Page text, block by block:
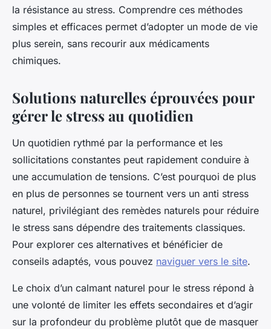
la résistance au stress. Comprendre ces méthodes
simples et efficaces permet d’adopter un mode de vie
plus serein, sans recourir aux médicaments
chimiques.
Solutions naturelles éprouvées pour
gérer le stress au quotidien
Un quotidien rythmé par la performance et les
sollicitations constantes peut rapidement conduire à
une accumulation de tensions. C’est pourquoi de plus
en plus de personnes se tournent vers un anti stress
naturel, privilégiant des remèdes naturels pour réduire
le stress sans dépendre des traitements classiques.
Pour explorer ces alternatives et bénéficier de
conseils adaptés, vous pouvez naviguer vers le site.
Le choix d’un calmant naturel pour le stress répond à
une volonté de limiter les effets secondaires et d’agir
sur la profondeur du problème plutôt que de masquer